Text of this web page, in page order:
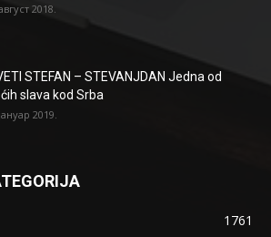
2018.
STEFAN – STEVANJDAN Jedna od
slava kod Srba
2019.
1761